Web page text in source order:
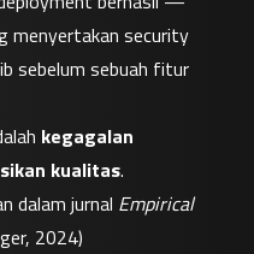
menyertakan security
sebelum sebuah fitur
kegagalan
kualitas.
dalam jurnal Empirical
2024)